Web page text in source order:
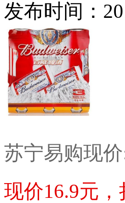
发布时间：
苏宁易购现
现价16.9元